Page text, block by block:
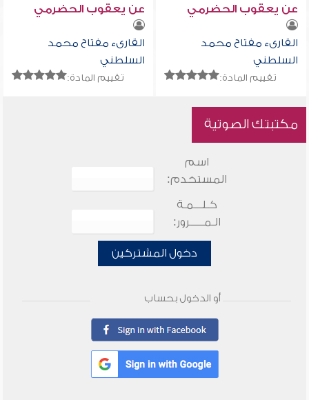
عن يعقوب الحضرمي
القارىء مفتاح محمد
السلطني
تقييم المادة:
عن يعقوب الحضرمي
القارىء مفتاح محمد
السلطني
تقييم المادة:
مكتبتك الصوتية
اسم
المستخدم:
كـلـــمـة
الـمـــــرور:
دخول المشتركين
أو الدخول بحساب